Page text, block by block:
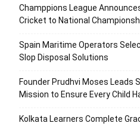
Champpions League
Cricket to National
Spain Maritime Operators
Slop Disposal Solutions
Founder Prudhvi Moses Leads
Mission to Ensure Every Child
Kolkata Learners Complete